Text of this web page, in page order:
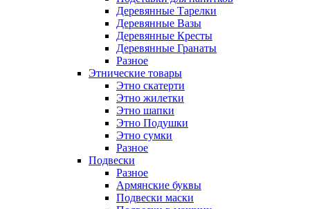
Деревянные Тарелки
Деревянные Вазы
Деревянные Кресты
Деревянные Гранаты
Разное
Этнические товары
Этно скатерти
Этно жилетки
Этно шапки
Этно Подушки
Этно сумки
Разное
Подвески
Разное
Армянские буквы
Подвески маски